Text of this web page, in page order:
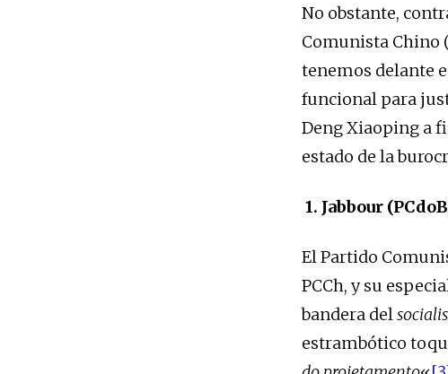
No obstante,
Comunista Chino
tenemos delante
funcional para
Deng Xiaoping a
estado de la
1. Jabbour
El Partido
PCCh, y su
bandera del
estrambótico